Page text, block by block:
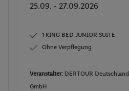
25.09. - 27.09.2026
1 KING BED JUNIOR SUITE
Ohne Verpflegung
Veranstalter: DERTOUR Deutschland
GmbH